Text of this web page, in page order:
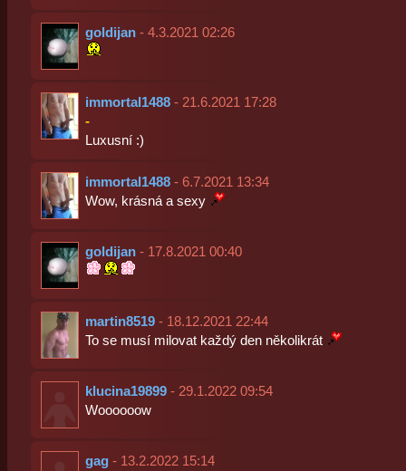
goldijan- 4.3.2021 02:26
immortal1488- 21.6.2021 17:28
-
Luxusní :)
immortal1488- 6.7.2021 13:34
Wow, krásná a sexy
goldijan- 17.8.2021 00:40
martin8519- 18.12.2021 22:44
To se musí milovat každý den několikrát
klucina19899- 29.1.2022 09:54
Woooooow
gag- 13.2.2022 15:14